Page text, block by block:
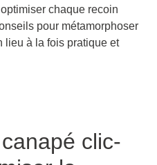
chaque recoin
pour métamorphoser
lieu à la fois pratique et
clic-